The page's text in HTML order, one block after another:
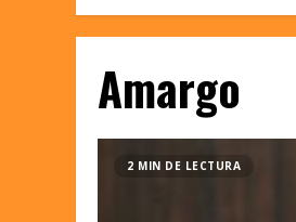
Amargo
2 MIN DE LECTURA